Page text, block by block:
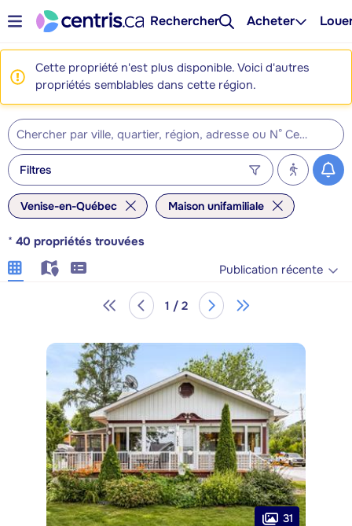
Rechercher Acheter
Cette propriété n'est plus disponible. Voici d'autres
propriétés semblables dans cette région.
Filtres
Venise-en-Québec Maison unifamiliale
* 40 propriétés trouvées
Publication récente
1 / 2
31